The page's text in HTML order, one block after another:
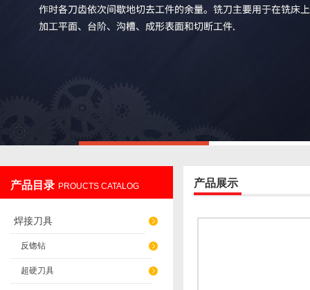
产品目录 PROUCTS CATALOG
焊接刀具
反锪钻
超硬刀具
产品展示